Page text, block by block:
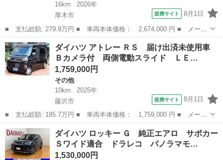
16km
2026年
厚木市
提携サイト 8月1日
■ 支払総額: 279.9万円 ■ 車両本体価格： 2,674,000 円 ■ メーカ
ー名： ダイハツ ■ 車種名： ロッキー ■ グレード名： プレミ
アムＧ ＨＥＶ 登録済未使用車 純正９型ディスプレイ バックカ
メラ 衝...
神奈川 厚木市 その他
ダイハツ アトレー ＲＳ 届け出済未使用車
Ｂカメラ付 両側電動スライド ＬＥ…
1,759,000円
その他
10km
2025年
藤沢市
提携サイト 8月1日
■ 支払総額: 185.7万円 ■ 車両本体価格： 1,759,000 円 ■ メーカ
ー名： ダイハツ ■ 車種名： アトレー ■ グレード名： ＲＳ
届け出済未使用車 Ｂカメラ付 両側電動スライド ＬＥＤライト
スマート...
神奈川 藤沢市 その他
ダイハツ ロッキー Ｇ 純正エアロ サポカー
Ｓワイド適合 ドラレコ パノラマモ…
1,530,000円